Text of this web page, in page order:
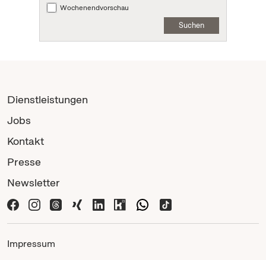
Wochenendvorschau
Suchen
Dienstleistungen
Jobs
Kontakt
Presse
Newsletter
Impressum